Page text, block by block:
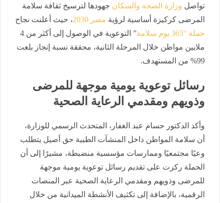
تواصل وزارة الصحة والسكان جهودها لترسيخ ثقافة سلامة
المرضى كركيزة أساسية لرؤية مصر 2030
، حيث أعلنت نجاح
حملة “365 يوم سلامة
” التوعوية في الوصول إلى أكثر من 4
ملايين مواطن خلال المرحلة الثانية، محققة نسبة إنجاز بلغت
99% من المستهدف.
رسائل توعوية يومية موجهة للمرضى
وذويهم ومقدمي الرعاية الصحية
وأكد الدكتور حسام عبد الغفار، المتحدث الرسمي للوزارة،
أن سلامة المواطن داخل المنشآت الطبية حق أصيل يتطلب
وعيًا مجتمعيًا وممارسات مؤسسية منضبطة، مشيرًا إلى أن
الحملة ركزت على تقديم رسائل توعوية يومية موجهة
للمرضى وذويهم ومقدمي الرعاية الصحية عبر المنصات
الرقمية، بالإضافة إلى تكثيف الأنشطة الميدانية من خلال